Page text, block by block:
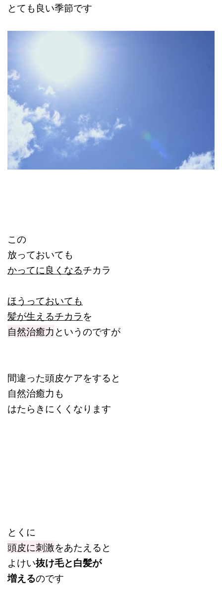
とても良い季節です
この
放っておいても
かってに良くなるチカラ
ほうっておいても
髪が生えるチカラを
自然治癒力というのですが
間違った頭皮ケアをすると
自然治癒力も
はたらきにくくなります
とくに
頭皮に刺激をあたえると
よけい抜け毛と白髪が
増えるのです